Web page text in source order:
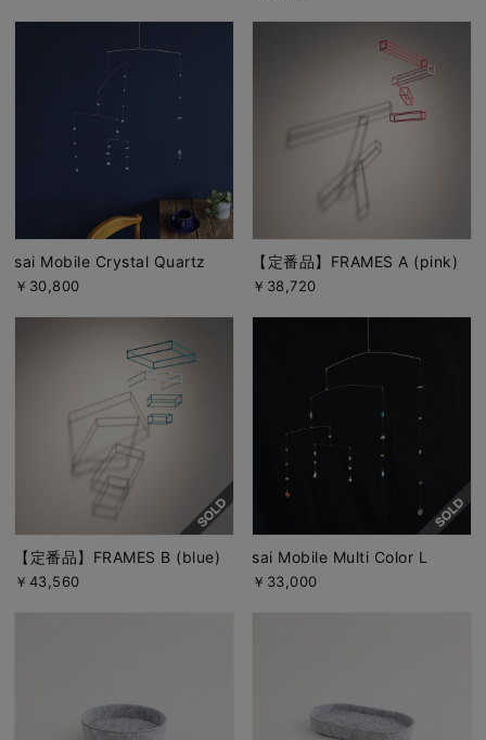
sai Mobile Crystal Quartz
￥30,800
【定番品】FRAMES A (pink)
￥38,720
【定番品】FRAMES B (blue)
￥43,560
sai Mobile Multi Color L
￥33,000